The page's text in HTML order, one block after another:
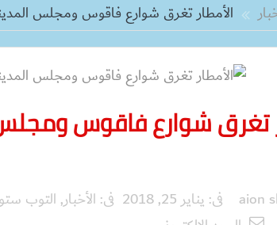
الأمطار تغرق شوارع فاقوس ومجلس
تغرق شوارع فاقوس
aion فى: يناير 25, 2018 فى: الأخبار, التوب